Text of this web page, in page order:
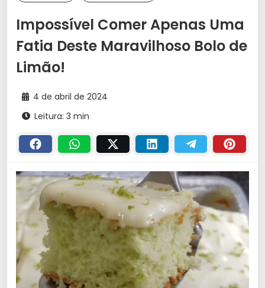
Impossível Comer Apenas Uma
Fatia Deste Maravilhoso Bolo de
Limão!
4 de abril de 2024
Leitura: 3 min